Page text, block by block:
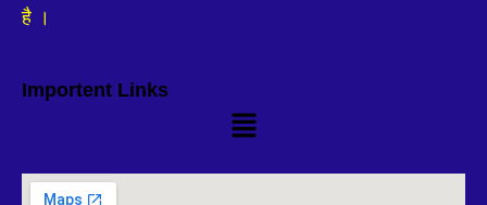
है ।
Importent Links